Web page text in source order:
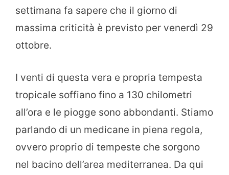
settimana fa sapere che il giorno di
massima criticità è previsto per venerdì 29
ottobre.
I venti di questa vera e propria tempesta
tropicale soffiano fino a 130 chilometri
all’ora e le piogge sono abbondanti. Stiamo
parlando di un medicane in piena regola,
ovvero proprio di tempeste che sorgono
nel bacino dell’area mediterranea. Da qui